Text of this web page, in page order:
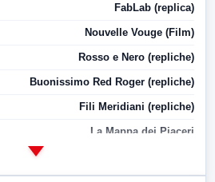
FabLab (replica)
Nouvelle Vouge (Film)
Rosso e Nero (repliche)
Buonissimo Red Roger (repliche)
Fili Meridiani (repliche)
La Mappa dei Piaceri